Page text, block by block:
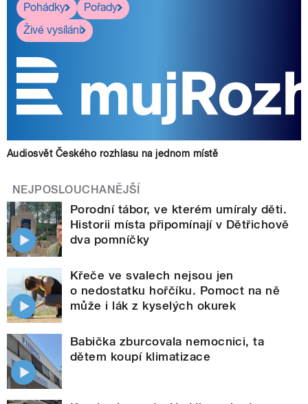
Pohádky
Pořady
Živé vysílání
Audiosvět Českého rozhlasu na jednom místě
NEJPOSLOUCHANĚJŠÍ
Porodní tábor, ve kterém umíraly děti.
Historii místa připomínají v Dětřichově
dva pomníčky
Křeče ve svalech nejsou jen
o nedostatku hořčíku. Pomoct na ně
může i lák z kyselých okurek
Babička zburcovala nemocnici, ta
dětem koupí klimatizace